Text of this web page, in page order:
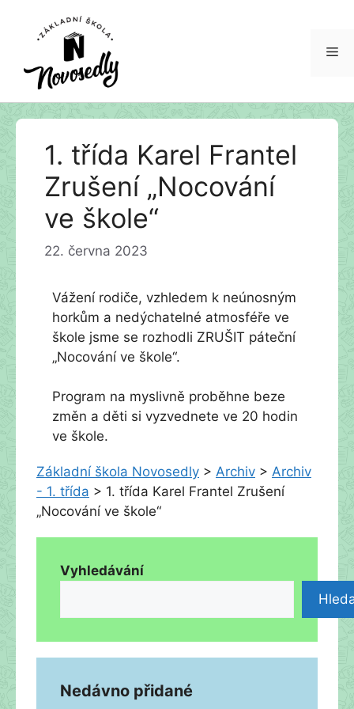
Přeskočit
1. třída Karel Frantel
Zrušení „Nocování
ve škole“
22. června 2023
Vážení rodiče, vzhledem k neúnosným
horkům a nedýchatelné atmosféře ve
škole jsme se rozhodli ZRUŠIT páteční
„Nocování ve škole“.
Program na myslivně proběhne beze
změn a děti si vyzvednete ve 20 hodin
ve škole.
Základní škola Novosedly > Archiv > Archiv
- 1. třída > 1. třída Karel Frantel Zrušení
„Nocování ve škole“
Vyhledávání
Nedávno přidané